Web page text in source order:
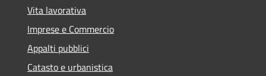
Vita lavorativa
Imprese e Commercio
Appalti pubblici
Catasto e urbanistica